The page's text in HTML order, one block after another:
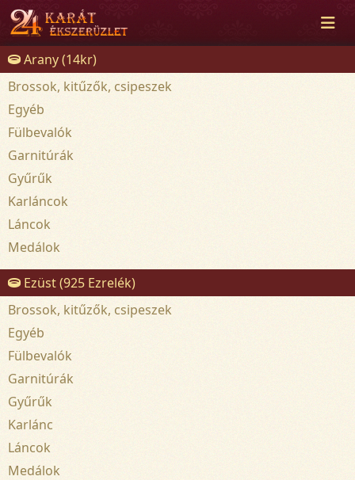
Arany (14kr)
Brossok, kitűzők, csipeszek
Egyéb
Fülbevalók
Garnitúrák
Gyűrűk
Karláncok
Láncok
Medálok
Ezüst (925 Ezrelék)
Brossok, kitűzők, csipeszek
Egyéb
Fülbevalók
Garnitúrák
Gyűrűk
Karlánc
Láncok
Medálok